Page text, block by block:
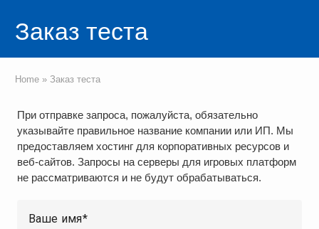
Заказ теста
Home » Заказ теста
При отправке запроса, пожалуйста, обязательно
указывайте правильное название компании или ИП. Мы
предоставляем хостинг для корпоративных ресурсов и
веб-сайтов. Запросы на серверы для игровых платформ
не рассматриваются и не будут обрабатываться.
Ваше имя